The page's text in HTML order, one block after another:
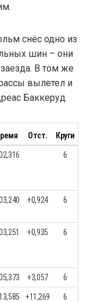
снёс одно из
шин – они
В том же
вылетел и
Баккеруд.
Отст. Круги
6
+0,924 6
+0,935 6
+3,057 6
+11,269 6